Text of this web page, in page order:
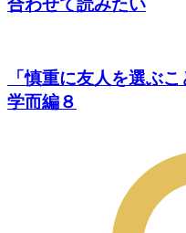
合わせて読みたい
「慎重に友人を選
学而編８